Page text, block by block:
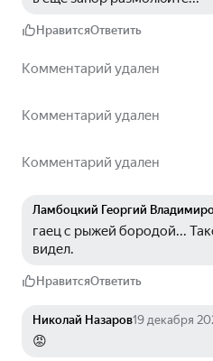
НравитсяОтветить
Комментарий удален
Комментарий удален
Комментарий удален
Ламбоцкий Георгий
гаец с рыжей бородой...
видел.
НравитсяОтветить
Николай Назаров19 декабря
😡